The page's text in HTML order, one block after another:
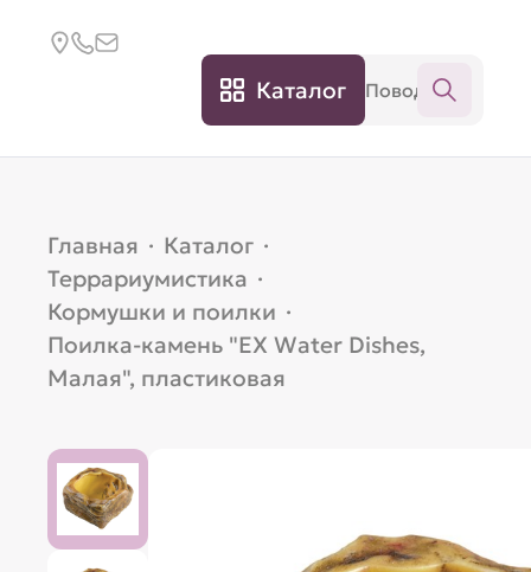
Каталог
Главная · Каталог ·
Террариумистика ·
Кормушки и поилки ·
Поилка-камень "EX Water Dishes,
Малая", пластиковая